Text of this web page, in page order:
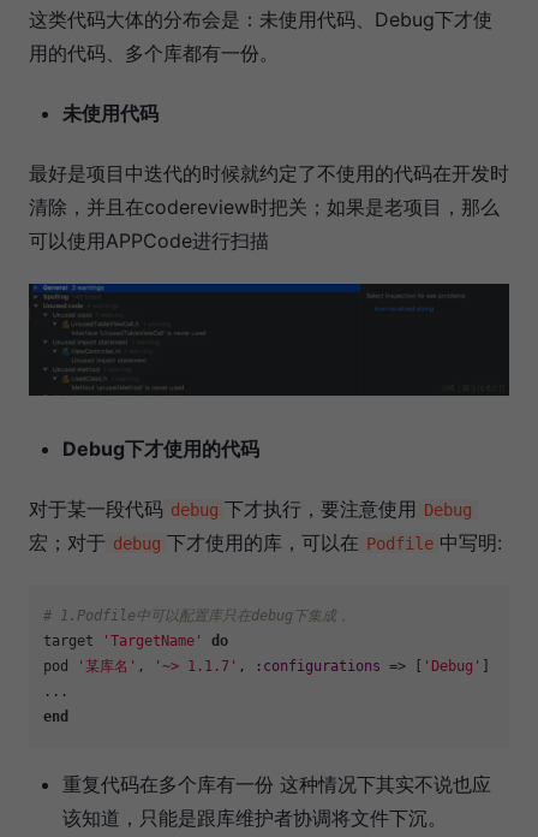
这类代码大体的分布会是：未使用代码、Debug下才使
用的代码、多个库都有一份。
未使用代码
最好是项目中迭代的时候就约定了不使用的代码在开发时
清除，并且在codereview时把关；如果是老项目，那么
可以使用APPCode进行扫描
Debug下才使用的代码
对于某一段代码 debug 下才执行，要注意使用 Debug
宏；对于 debug 下才使用的库，可以在 Podfile 中写明:
# 1.Podfile中可以配置库只在debug下集成，
target
'TargetName'
do
pod
'某库名' , '~> 1.1.7' , :configurations => [ 'Debug' ]
end
重复代码在多个库有一份 这种情况下其实不说也应
该知道，只能是跟库维护者协调将文件下沉。